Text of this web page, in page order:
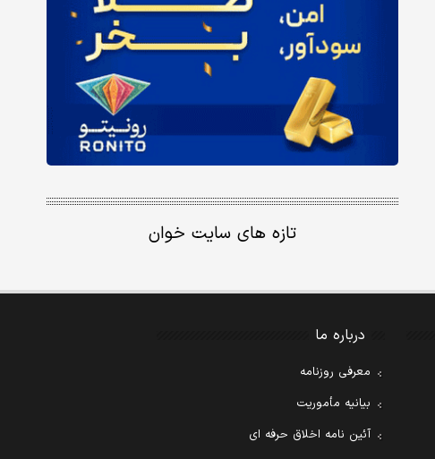
تازه های سایت خوان
درباره ما
معرفی روزنامه
بیانیه مأموریت
آئین نامه اخلاق حرفه ای